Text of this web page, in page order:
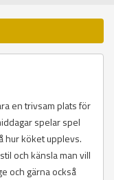
en trivsam plats för
spelar spel
hur köket upplevs.
och känsla man vill
och gärna också